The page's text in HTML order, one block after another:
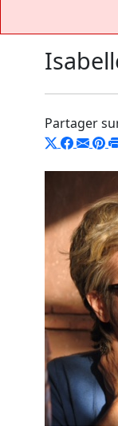
Partager